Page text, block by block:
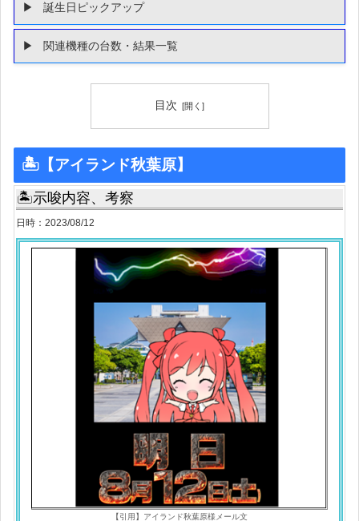
誕生日ピックアップ
関連機種の台数・結果一覧
目次
🏝【アイランド秋葉原】
🏝示唆内容、考察
日時：2023/08/12
【引用】アイランド秋葉原様メール文